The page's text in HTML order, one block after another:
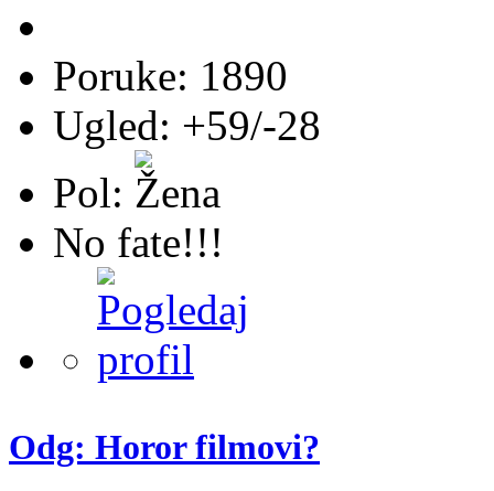
Poruke: 1890
Ugled: +59/-28
Pol:
No fate!!!
Odg: Horor filmovi?